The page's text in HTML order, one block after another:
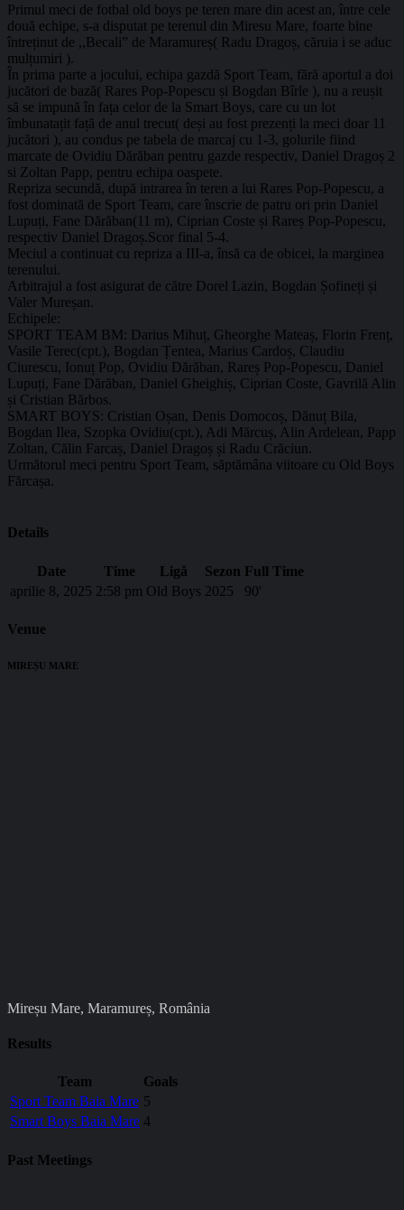
Primul meci de fotbal old boys pe teren mare din acest an, între cele
două echipe, s-a disputat pe terenul din Miresu Mare, foarte bine
întreținut de ,,Becali” de Maramureș( Radu Dragoș, căruia i se aduc
mulțumiri ).
În prima parte a jocului, echipa gazdă Sport Team, fără aportul a doi
jucători de bază( Rares Pop-Popescu și Bogdan Bîrle ), nu a reușit
să se impună în fața celor de la Smart Boys, care cu un lot
îmbunatațit față de anul trecut( deși au fost prezenți la meci doar 11
jucători ), au condus pe tabela de marcaj cu 1-3, golurile fiind
marcate de Ovidiu Dărăban pentru gazde respectiv, Daniel Dragoș 2
si Zoltan Papp, pentru echipa oaspete.
Repriza secundă, după intrarea în teren a lui Rares Pop-Popescu, a
fost dominată de Sport Team, care înscrie de patru ori prin Daniel
Lupuți, Fane Dărăban(11 m), Ciprian Coste și Rareș Pop-Popescu,
respectiv Daniel Dragoș.Scor final 5-4.
Meciul a continuat cu repriza a III-a, însă ca de obicei, la marginea
terenului.
Arbitrajul a fost asigurat de către Dorel Lazin, Bogdan Șofineți și
Valer Mureșan.
Echipele:
SPORT TEAM BM: Darius Mihuț, Gheorghe Mateaș, Florin Frenț,
Vasile Terec(cpt.), Bogdan Țentea, Marius Cardoș, Claudiu
Ciurescu, Ionuț Pop, Ovidiu Dărăban, Rareș Pop-Popescu, Daniel
Lupuți, Fane Dărăban, Daniel Gheighiș, Ciprian Coste, Gavrilă Alin
și Cristian Bărbos.
SMART BOYS: Cristian Oșan, Denis Domocoș, Dănuț Bila,
Bogdan Ilea, Szopka Ovidiu(cpt.), Adi Mărcuș, Alin Ardelean, Papp
Zoltan, Călin Farcaș, Daniel Dragoș și Radu Crăciun.
Următorul meci pentru Sport Team, săptămâna viitoare cu Old Boys
Fărcașa.
Details
Date Time Ligă Sezon Full Time
aprilie 8, 2025 2:58 pm Old Boys 2025 90'
Venue
MIREȘU MARE
Mireșu Mare, Maramureș, România
Results
Team
Goals
Sport Team Baia Mare 5
Smart Boys Baia Mare 4
Past Meetings